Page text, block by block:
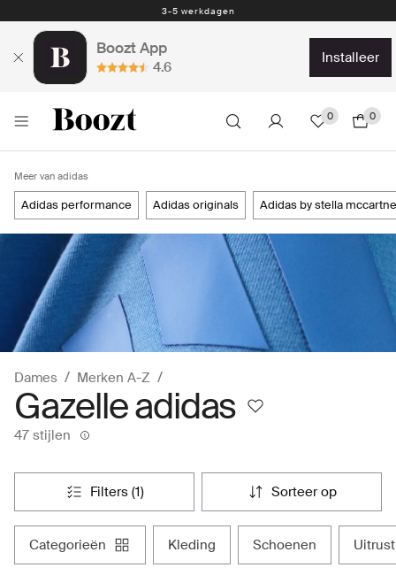
Eenvoudig retourneren - slechts € 4,49
Boozt App
4.6
installeer
0 0
Meer van adidas
adidas performance adidas originals adidas by stella
Dames Merken A-Z
Gazelle adidas
47 stijlen
filters (1) sorteer op
categorieën kleding schoenen